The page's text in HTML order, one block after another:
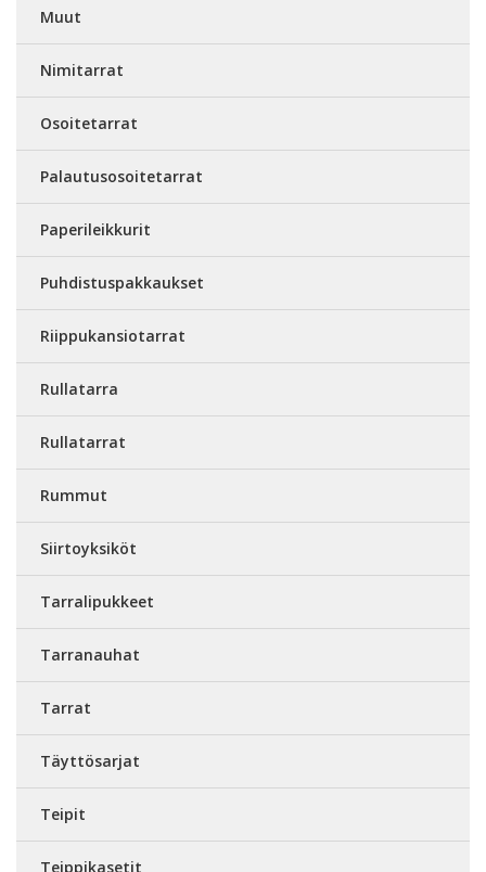
Muut
Nimitarrat
Osoitetarrat
Palautusosoitetarrat
Paperileikkurit
Puhdistuspakkaukset
Riippukansiotarrat
Rullatarra
Rullatarrat
Rummut
Siirtoyksiköt
Tarralipukkeet
Tarranauhat
Tarrat
Täyttösarjat
Teipit
Teippikasetit